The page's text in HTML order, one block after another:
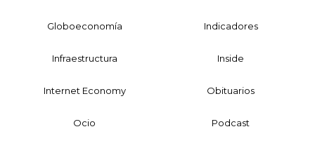
Globoeconomía Indicadores
Infraestructura Inside
Internet Economy Obituarios
Ocio Podcast